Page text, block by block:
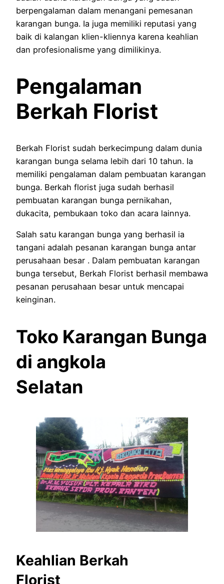
berpengalaman dalam menangani pemesanan
karangan bunga. Ia juga memiliki reputasi yang
baik di kalangan klien-kliennya karena keahlian
dan profesionalisme yang dimilikinya.
Pengalaman
Berkah Florist
Berkah Florist sudah berkecimpung dalam dunia
karangan bunga selama lebih dari 10 tahun. Ia
memiliki pengalaman dalam pembuatan karangan
bunga. Berkah florist juga sudah berhasil
pembuatan karangan bunga pernikahan,
dukacita, pembukaan toko dan acara lainnya.
Salah satu karangan bunga yang berhasil ia
tangani adalah pesanan karangan bunga antar
perusahaan besar . Dalam pembuatan karangan
bunga tersebut, Berkah Florist berhasil membawa
pesanan perusahaan besar untuk mencapai
keinginan.
Toko Karangan Bunga
di angkola
Selatan
Keahlian Berkah
Florist